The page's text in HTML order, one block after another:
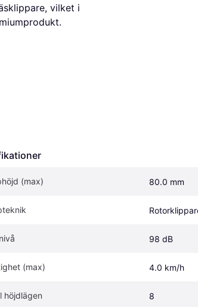
vilket i
(max) 80.0 mm
98 dB
(max) 4.0 km/h
höjdlägen 8